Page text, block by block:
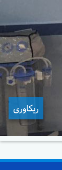
ریکاوری